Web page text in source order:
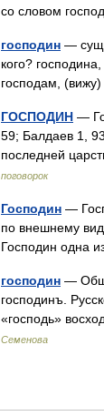
со словом
господин —
кого?
господам,
ГОСПОДИН —
59; Балдаев 1,
последней
поговорок
Господин —
по внешнему
Господин одна
господин —
господинъ.
«господь»
Семенова